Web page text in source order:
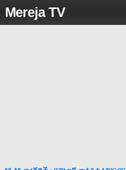
Mereja TV